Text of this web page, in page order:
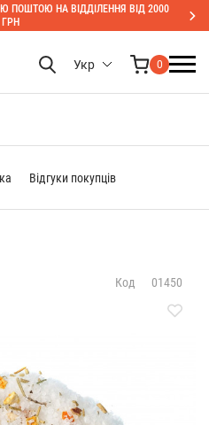
ПОШТОЮ НА ВІДДІЛЕННЯ ВІД 2000
ГРН
Укр 0
Код 01450
Відгуки покупців